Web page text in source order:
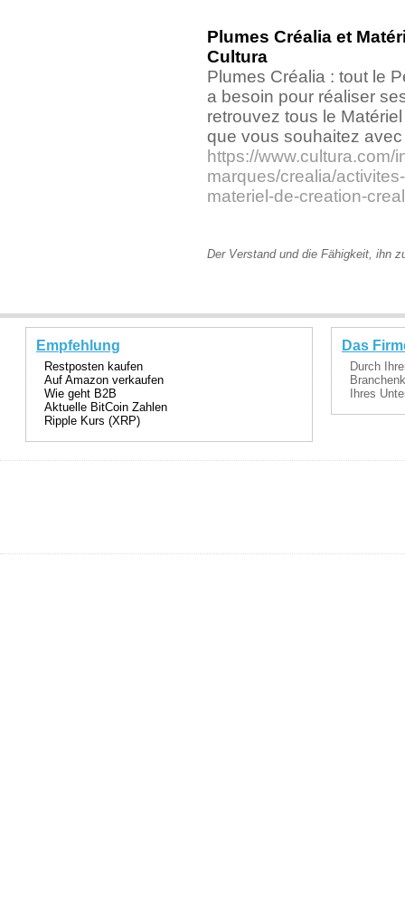
Plumes Créalia et
Cultura
Plumes Créalia : tout le
a besoin pour réaliser
retrouvez tous le
que vous souhaitez
https://www.cultura.com/
marques/crealia/
materiel-de-creation-
Der Verstand und die Fähigkeit, ihn
Empfehlung
Restposten kaufen
Auf Amazon verkaufen
Wie geht B2B
Aktuelle BitCoin Zahlen
Ripple Kurs (XRP)
Das
Durch
Ihres